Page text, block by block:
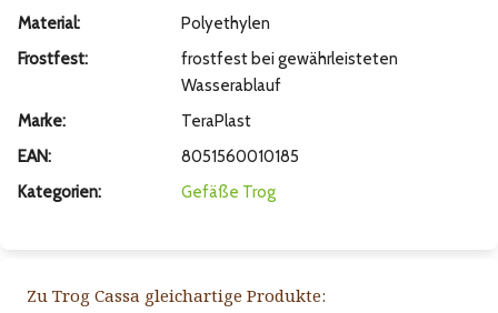
Material:
Polyethylen
Frostfest:
frostfest bei gewährleisteten
Wasserablauf
Marke:
TeraPlast
EAN:
8051560010185
Kategorien:
Gefäße Trog
Zu Trog Cassa gleichartige Produkte: